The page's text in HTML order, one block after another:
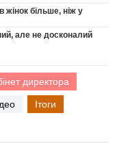
жінок більше, ніж у
але не досконалий
директора
Ітоги